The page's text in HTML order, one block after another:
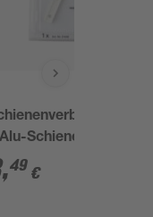
Schiene weiss
,49 €